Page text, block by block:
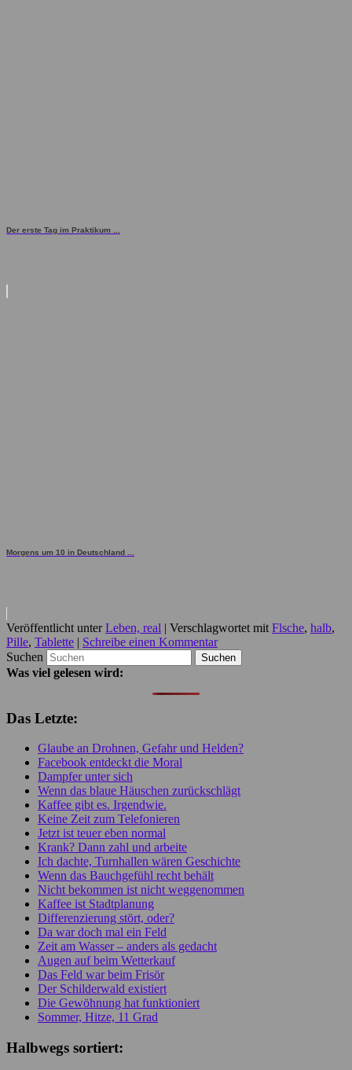
Der erste Tag im Praktikum ...
Morgens um 10 in Deutschland ...
Veröffentlicht unter Leben, real | Verschlagwortet mit Flsche, halb,
Pille, Tablette | Schreibe einen Kommentar
Suchen
Was viel gelesen wird:
Das Letzte:
Glaube an Drohnen, Gefahr und Helden?
Facebook entdeckt die Moral
Dampfer unter sich
Wenn das blaue Häuschen zurückschlägt
Kaffee gibt es. Irgendwie.
Keine Zeit zum Telefonieren
Jetzt ist teuer eben normal
Krank? Dann zahl und arbeite
Ich dachte, Turnhallen wären Geschichte
Wenn das Bauchgefühl recht behält
Nicht bekommen ist nicht weggenommen
Kaffee ist Stadtplanung
Differenzierung stört, oder?
Da war doch mal ein Feld
Zeit am Wasser – anders als gedacht
Augen auf beim Wetterkauf
Das Feld war beim Frisör
Der Schilderwald existiert
Die Gewöhnung hat funktioniert
Sommer, Hitze, 11 Grad
Halbwegs sortiert: